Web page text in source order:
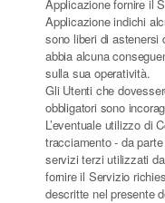
Applicazione fornire il
Applicazione indichi
sono liberi di
abbia alcuna
sulla sua operatività.
Gli Utenti che
obbligatori sono
L’eventuale utilizzo di
tracciamento - da
servizi terzi utilizzati
fornire il Servizio
descritte nel presente